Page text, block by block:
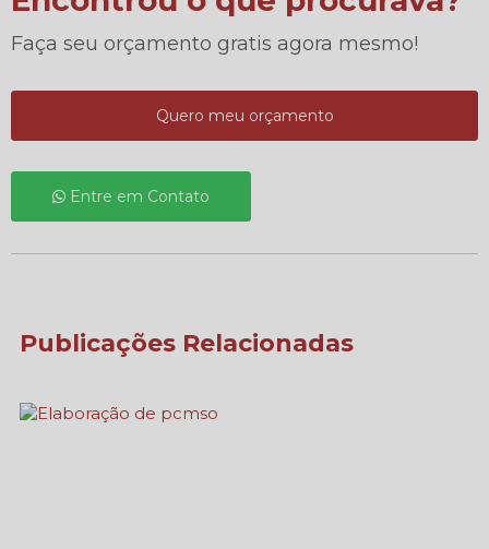
Faça seu orçamento gratis agora mesmo!
Quero meu orçamento
Entre em Contato
Publicações Relacionadas